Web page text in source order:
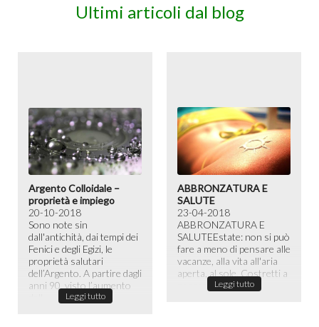
Ultimi articoli dal blog
Argento Colloidale –
proprietà e impiego
20-10-2018
Sono note sin
dall'antichità, dai tempi dei
Fenici e degli Egizi, le
proprietà salutari
dell’Argento. A partire dagli
anni 90, visto l’aumento
Leggi tutto
ABBRONZATURA E
SALUTE
23-04-2018
ABBRONZATURA E
SALUTE​ Estate: non si può
fare a meno di pensare alle
vacanze, alla vita all'aria
aperta, al sole. Costretti a
passare la maggior ...
Leggi tutto